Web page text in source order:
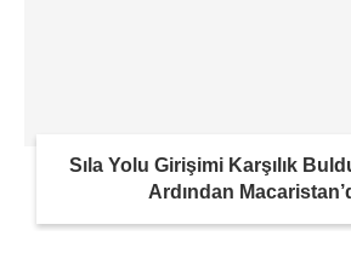
Sıla Yolu Girişimi Karşılık
Ardından